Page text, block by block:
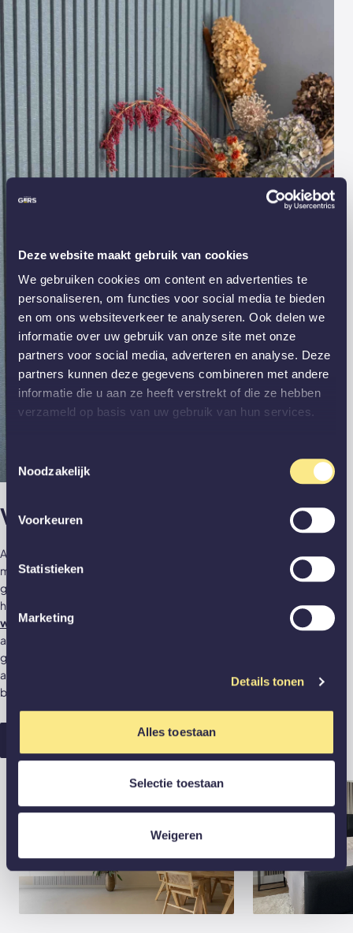
Deze website maakt gebruik van cookies
We gebruiken cookies om content en advertenties te
personaliseren, om functies voor social media te bieden
en om ons websiteverkeer te analyseren. Ook delen we
informatie over uw gebruik van onze site met onze
partners voor social media, adverteren en analyse. Deze
partners kunnen deze gegevens combineren met andere
informatie die u aan ze heeft verstrekt of die ze hebben
verzameld op basis van uw gebruik van hun services.
Noodzakelijk
Voorkeuren
Statistieken
Marketing
Details tonen
Alles toestaan
Selectie toestaan
Weigeren
Volledig opgebouwd uit vilt
Akoestische panelen hebben de looks van hout of kunststof,
maar zowel de volledige achterzijde als de latjes zelf zijn
gemaakt van PET vilt. Dat vilt zorgt ervoor dat de akoestiek in
huis verbetert en geluiden minder hard aankomen. Wist je dat
wanden en deuren van GewoonGers
ook kunnen bijdragen
aan geluiddemping in huis? We hebben er zelfs een blog over
geschreven! Binnenkort kun je de ideale combinatie tussen
akoestische panelen en glaswanden gezamenlijk bij ons
bestellen.